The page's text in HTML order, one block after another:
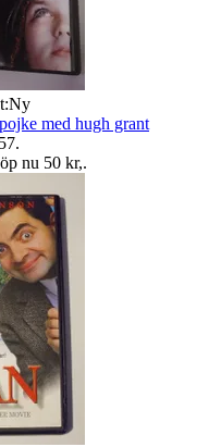
Ny
med hugh grant
.
nu 50 kr,.